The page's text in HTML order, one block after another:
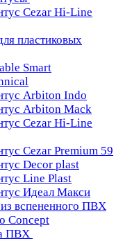
Cezar Hi-Line
пластиковых
Smart
Arbiton Indo
Arbiton Mack
Cezar Hi-Line
Cezar Premium 59
Decor plast
Line Plast
Идеал Макси
вспененного ПВХ
Concept
ПВХ